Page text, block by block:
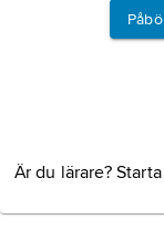
Är du lärare?